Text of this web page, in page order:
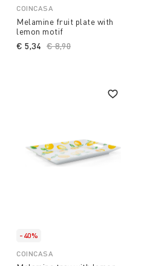
COINCASA
Melamine fruit plate with
lemon motif
Price reduced from
€ 8,90
€ 5,34
-40%
COINCASA